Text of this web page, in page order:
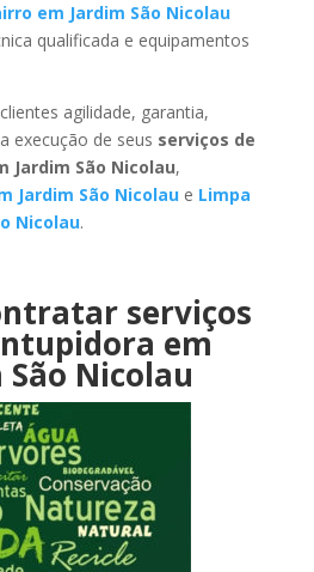
em Jardim São Nicolau
qualificada e equipamentos
agilidade, garantia,
execução de seus serviços de
Jardim São Nicolau,
Jardim São Nicolaue Limpa
Nicolau.
serviços
em
São Nicolau